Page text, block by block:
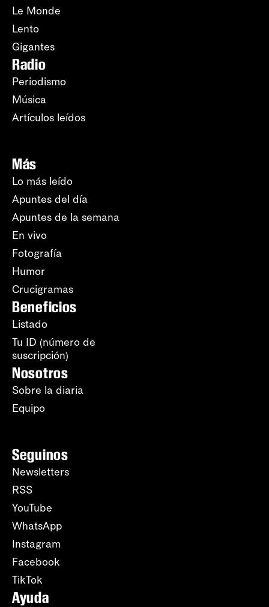
Le Monde
Lento
Gigantes
Radio
Periodismo
Música
Artículos leídos
Más
Lo más leído
Apuntes del día
Apuntes de la semana
En vivo
Fotografía
Humor
Crucigramas
Beneficios
Listado
Tu ID (número de
suscripción)
Nosotros
Sobre la diaria
Equipo
Seguinos
Newsletters
RSS
YouTube
WhatsApp
Instagram
Facebook
TikTok
Ayuda